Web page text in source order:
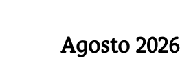
Agosto 2026